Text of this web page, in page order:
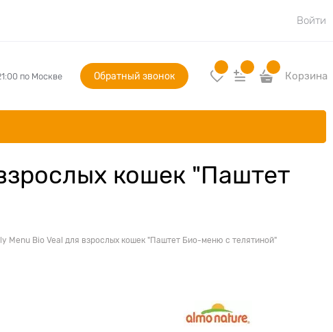
Войти
по Москве Обратный звонок Корзина
кошек "Паштет
Menu Bio Veal для взрослых кошек "Паштет Био-меню с телятиной"